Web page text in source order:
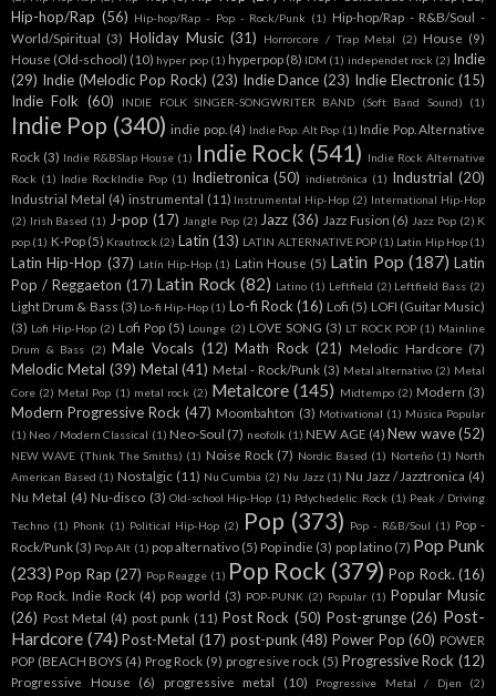
Hip-hop/Rap (56) Hip-hop/Rap - Pop - Rock/Punk (1) Hip-hop/Rap - R&B/Soul -
World/Spiritual (3) Holiday Music (31) Horrorcore / Trap Metal (2) House (9)
House (Old-school) (10) hyper pop (1) hyperpop (8) IDM (1) independet rock (2) Indie
(29) Indie (Melodic Pop Rock) (23) Indie Dance (23) Indie Electronic (15)
Indie Folk (60) INDIE FOLK SINGER-SONGWRITER BAND (Soft Band Sound) (1)
Indie Pop (340) indie pop. (4) Indie Pop. Alt Pop (1) Indie Pop. Alternative
Rock (3) Indie R&BSlap House (1) Indie Rock (541) Indie Rock Alternative
Rock (1) Indie RockIndie Pop (1) Indietronica (50) indietrónica (1) Industrial (20)
Industrial Metal (4) instrumental (11) Instrumental Hip-Hop (2) International Hip-Hop
(2) Irish Based (1) J-pop (17) Jangle Pop (2) Jazz (36) Jazz Fusion (6) Jazz Pop (2) K
pop (1) K-Pop (5) Krautrock (2) Latin (13) LATIN ALTERNATIVE POP (1) Latin Hip Hop (1)
Latin Hip-Hop (37) Latín Hip-Hop (1) Latin House (5) Latin Pop (187) Latin
Pop / Reggaeton (17) Latin Rock (82) Latino (1) Leftfield (2) Leftfield Bass (2)
Light Drum & Bass (3) Lo-fi Hip-Hop (1) Lo-fi Rock (16) Lofi (5) LOFI (Guitar Music)
(3) Lofi Hip-Hop (2) Lofi Pop (5) Lounge (2) LOVE SONG (3) LT ROCK POP (1) Mainline
Drum & Bass (2) Male Vocals (12) Math Rock (21) Melodic Hardcore (7)
Melodic Metal (39) Metal (41) Metal - Rock/Punk (3) Metal alternativo (2) Metal
Core (2) Metal Pop (1) metal rock (2) Metalcore (145) Midtempo (2) Modern (3)
Modern Progressive Rock (47) Moombahton (3) Motivational (1) Música Popular
(1) Neo / Modern Classical (1) Neo-Soul (7) neofolk (1) NEW AGE (4) New wave (52)
NEW WAVE (Think The Smiths) (1) Noise Rock (7) Nordic Based (1) Norteño (1) North
American Based (1) Nostalgic (11) Nu Cumbia (2) Nu Jazz (1) Nu Jazz / Jazztronica (4)
Nu Metal (4) Nu-disco (3) Old-school Hip-Hop (1) Pdychedelic Rock (1) Peak / Driving
Techno (1) Phonk (1) Political Hip-Hop (2) Pop (373) Pop - R&B/Soul (1) Pop -
Rock/Punk (3) Pop Alt (1) pop alternativo (5) Pop indie (3) pop latino (7) Pop Punk
(233) Pop Rap (27) Pop Reagge (1) Pop Rock (379) Pop Rock. (16)
Pop Rock. Indie Rock (4) pop world (3) POP-PUNK (2) Popular (1) Popular Music
(26) Post Metal (4) post punk (11) Post Rock (50) Post-grunge (26) Post-
Hardcore (74) Post-Metal (17) post-punk (48) Power Pop (60) POWER
POP (BEACH BOYS (4) Prog Rock (9) progresive rock (5) Progressive Rock (12)
Progressive House (6) progressive metal (10) Progressive Metal / Djen (2)